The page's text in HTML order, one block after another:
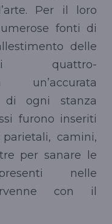
Per il loro
fonti di
delle
quattro-
un’accurata
di ogni stanza
furono inseriti
camini,
per sanare le
nelle
con il